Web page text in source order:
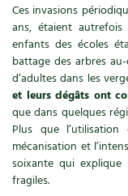
Dessert, Boulangerie
Techniques,
Agenda,
NOUVEAUTÉS
Feuilleter le
Petit élevage
Cuisine saine
Alimentation et
Recettes de
Recettes par type de
Cuisine saine
Soins naturels
Société et
Les 4 saisons&
Questions à la
Ces invasions
ans, étaient autrefois
enfants des écoles
battage des arbres
d’adultes dans les
et leurs dégâts ont
que dans quelques
Plus que
mécanisation et
soixante qui
fragiles.